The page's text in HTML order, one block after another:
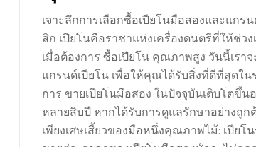
เจาะลึกการเลือกซื้อเปียโนมือสองและแก
สิก เปียโนคือราชาแห่งเครื่องดนตรีที่ให้ช่ว
เมื่อต้องการ ซื้อเปียโน คุณภาพสูง วันนี้เรา
แกรนด์เปียโน เพื่อให้คุณได้รับสิ่งที่ดีที่สุดใน
การ ขายเปียโนมือสอง ในปัจจุบันเติบโตขึ้
หลายสิบปี หากได้รับการดูแลรักษาอย่างถู
เพียงเศษเสี้ยวของมือหนึ่งคุณภาพไม้: เปีย